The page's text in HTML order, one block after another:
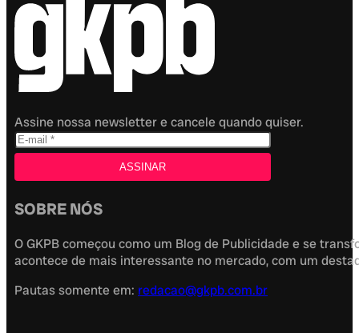
Assine nossa newsletter e cancele quando quiser.
SOBRE NÓS
O GKPB começou como um Blog de Publicidade e se
acontece de mais interessante no mercado, com um
Pautas somente em: redacao@gkpb.com.br